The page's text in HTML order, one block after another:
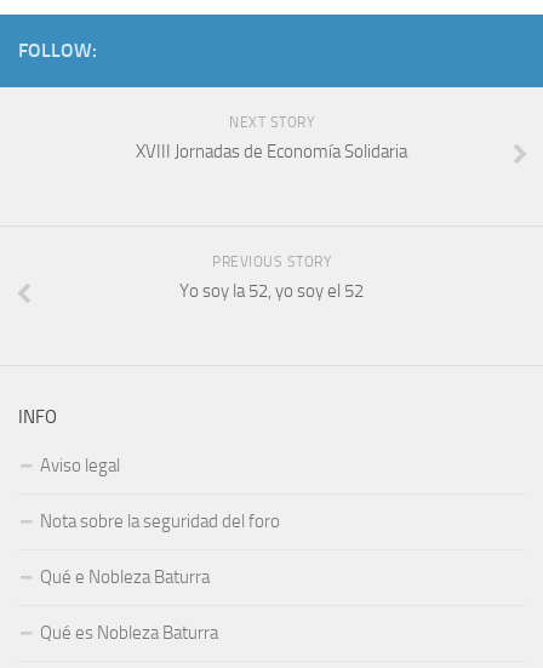
FOLLOW:
NEXT STORY
XVIII Jornadas de Economía Solidaria
PREVIOUS STORY
Yo soy la 52, yo soy el 52
INFO
Aviso legal
Nota sobre la seguridad del foro
Qué e Nobleza Baturra
Qué es Nobleza Baturra